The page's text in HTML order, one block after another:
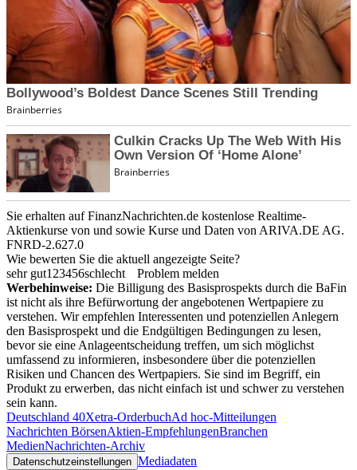
Sie erhalten auf FinanzNachrichten.de kostenlose Realtime-
Aktienkurse von und sowie Kurse und Daten von ARIVA.DE AG.
FNRD-2.627.0
Wie bewerten Sie die aktuell angezeigte Seite?
sehr gut1 23456schlecht
Problem melden
Werbehinweise: Die Billigung des Basisprospekts durch die BaFin
ist nicht als ihre Befürwortung der angebotenen Wertpapiere zu
verstehen. Wir empfehlen Interessenten und potenziellen Anlegern
den Basisprospekt und die Endgültigen Bedingungen zu lesen,
bevor sie eine Anlageentscheidung treffen, um sich möglichst
umfassend zu informieren, insbesondere über die potenziellen
Risiken und Chancen des Wertpapiers. Sie sind im Begriff, ein
Produkt zu erwerben, das nicht einfach ist und schwer zu verstehen
sein kann.
Deutschland 40Xetra-OrderbuchAd hoc-Mitteilungen
Nachrichten BörsenAktien-EmpfehlungenBranchen
MedienNachrichten-Archiv
Datenschutzeinstellungen Mediadaten